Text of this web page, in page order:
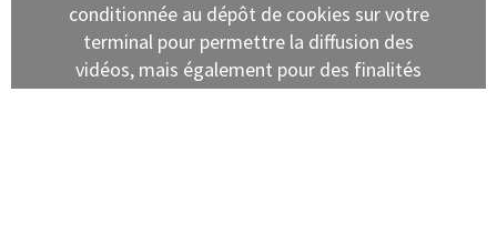
conditionnée au dépôt de cookies sur votre
terminal pour permettre la diffusion des
vidéos, mais également pour des finalités
publicitaires. En cliquant sur "Autoriser",